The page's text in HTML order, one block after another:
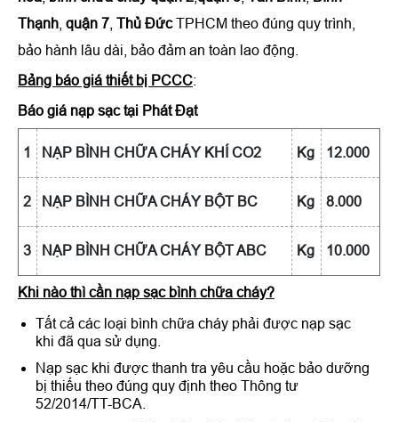
Thạnh quận 7 Thủ ĐứcTPHCM theo đúng quy trình,
bảo hành lâu dài, bảo đảm an toàn lao động.
Bảng báo giá thiết bị PCCC:
Báo giá nạp sạc tại Phát Đạt
1 NẠP BÌNH CHỮA CHÁY KHÍ CO2 Kg 12.000
2 NẠP BÌNH CHỮA CHÁY BỘT BC Kg 8.000
3 NẠP BÌNH CHỮA CHÁY BỘT ABC Kg 10.000
Khi nào thì cần nạp sạc bình chữa cháy?
Tất cả các loại bình chữa cháy phải được nạp sạc
khi đã qua sử dụng.
Nạp sạc khi được thanh tra yêu cầu hoặc bảo dưỡng
bị thiếu theo đúng quy định theo Thông tư
52/2014/TT-BCA.